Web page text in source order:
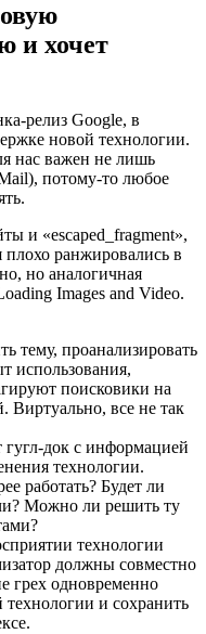
и хочет
релиз Google, в
новой технологии.
нас важен не лишь
потому-то любое
и «escaped_fragment»,
плохо ранжировались в
но аналогичная
Images and Video.
тему, проанализировать
использования,
поисковики на
Виртуально, все не так
гугл-док с информацией
технологии.
работать? Будет ли
Можно ли решить ту
технологии
должны совместно
грех одновременно
и сохранить